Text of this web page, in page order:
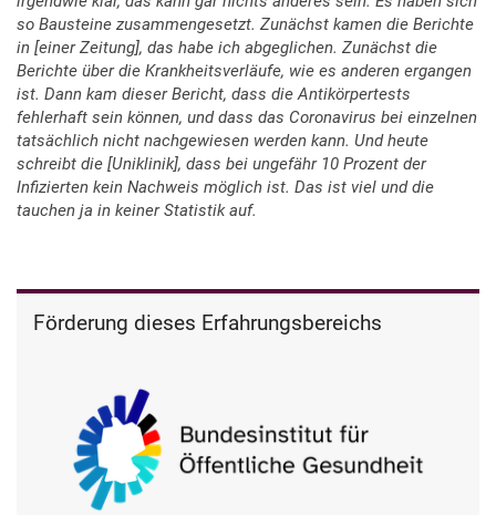
so Bausteine zusammengesetzt. Zunächst kamen die Berichte
in [einer Zeitung], das habe ich abgeglichen. Zunächst die
Berichte über die Krankheitsverläufe, wie es anderen ergangen
ist. Dann kam dieser Bericht, dass die Antikörpertests
fehlerhaft sein können, und dass das Coronavirus bei einzelnen
tatsächlich nicht nachgewiesen werden kann. Und heute
schreibt die [Uniklinik], dass bei ungefähr 10 Prozent der
Infizierten kein Nachweis möglich ist. Das ist viel und die
tauchen ja in keiner Statistik auf.
Förderung dieses Erfahrungsbereichs